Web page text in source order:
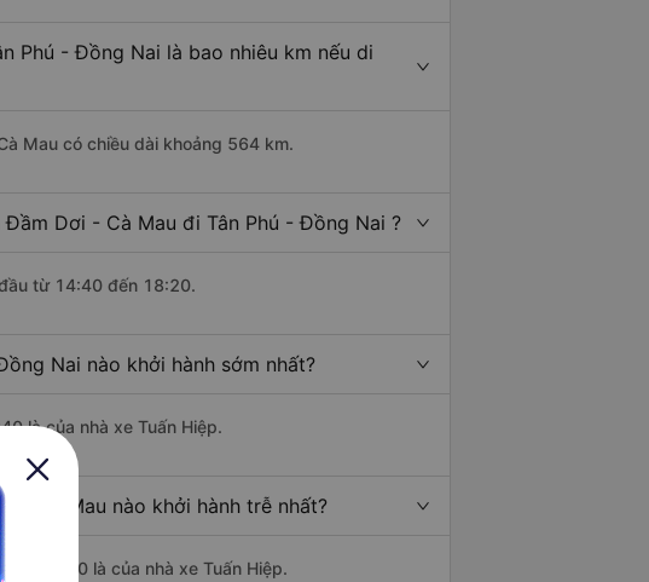
Phú - Đồng Nai là bao nhiêu km nếu di
Mau có chiều dài khoảng 564 km.
Dơi - Cà Mau đi Tân Phú - Đồng Nai ?
từ 14:40 đến 18:20.
Nai nào khởi hành sớm nhất?
là của nhà xe Tuấn Hiệp.
- Cà Mau nào khởi hành trễ nhất?
lúc 18:20 là của nhà xe Tuấn Hiệp.